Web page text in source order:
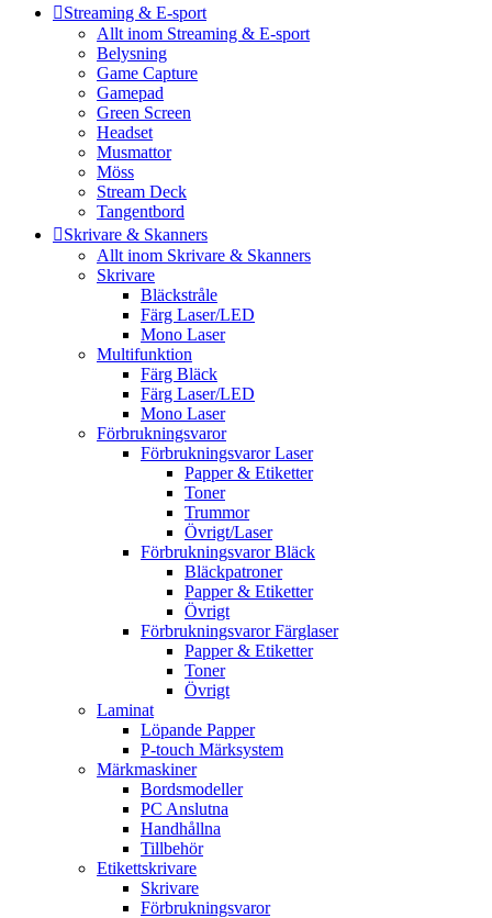
Streaming & E-sport
Allt inom Streaming & E-sport
Belysning
Game Capture
Gamepad
Green Screen
Headset
Musmattor
Möss
Stream Deck
Tangentbord
Skrivare & Skanners
Allt inom Skrivare & Skanners
Skrivare
Bläckstråle
Färg Laser/LED
Mono Laser
Multifunktion
Färg Bläck
Färg Laser/LED
Mono Laser
Förbrukningsvaror
Förbrukningsvaror Laser
Papper & Etiketter
Toner
Trummor
Övrigt/Laser
Förbrukningsvaror Bläck
Bläckpatroner
Papper & Etiketter
Övrigt
Förbrukningsvaror Färglaser
Papper & Etiketter
Toner
Övrigt
Laminat
Löpande Papper
P-touch Märksystem
Märkmaskiner
Bordsmodeller
PC Anslutna
Handhållna
Tillbehör
Etikettskrivare
Skrivare
Förbrukningsvaror